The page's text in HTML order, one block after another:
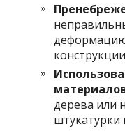
дерева или